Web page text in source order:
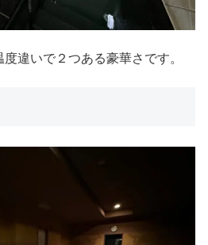
違いで２つある豪華さです。